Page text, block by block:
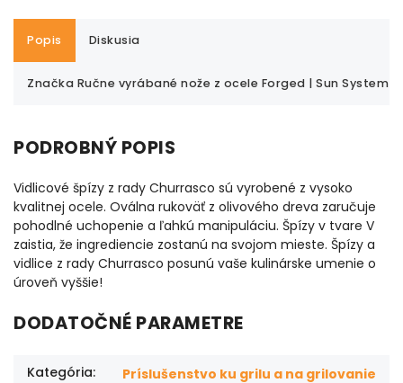
Popis Diskusia
Značka Ručne vyrábané nože z ocele Forged | Sun System
PODROBNÝ POPIS
Vidlicové špízy z rady Churrasco sú vyrobené z vysoko
kvalitnej ocele. Oválna rukoväť z olivového dreva zaručuje
pohodlné uchopenie a ľahkú manipuláciu. Špízy v tvare V
zaistia, že ingrediencie zostanú na svojom mieste. Špízy a
vidlice z rady Churrasco posunú vaše kulinárske umenie o
úroveň vyššie!
DODATOČNÉ PARAMETRE
Kategória:
Príslušenstvo ku grilu a na grilovanie